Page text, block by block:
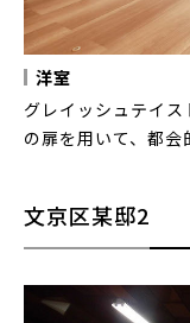
洋室
グレイッシュテイ
の扉を用いて、都
文京区某邸2